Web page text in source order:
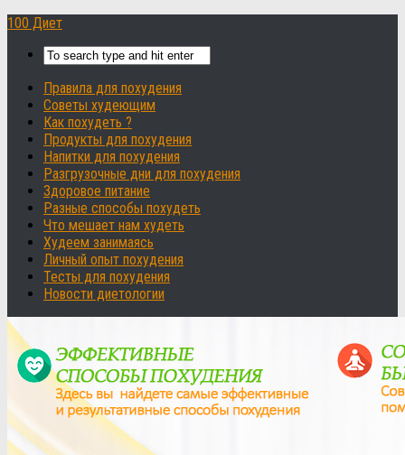
100 Диет
Правила для похудения
Советы худеющим
Как похудеть ?
Продукты для похудения
Напитки для похудения
Разгрузочные дни для похудения
Здоровое питание
Разные способы похудеть
Что мешает нам худеть
Худеем занимаясь
Личный опыт похудения
Тесты для похудения
Новости диетологии